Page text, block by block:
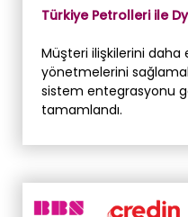
Türkiye Petrolleri ile
Müşteri ilişkilerini daha
yönetmelerini
sistem entegrasyonu
tamamlandı.